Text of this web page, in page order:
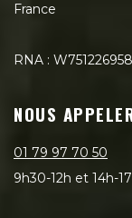
France
RNA : W751226958
NOUS
01 79 97 70 50
9h30-12h et 14h-